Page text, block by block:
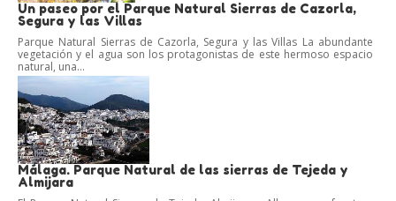
Un paseo por el Parque Natural Sierras de Cazorla,
Segura y las Villas
Parque Natural Sierras de Cazorla, Segura y las Villas La abundante
vegetación y el agua son los protagonistas de este hermoso espacio
natural, una...
Málaga. Parque Natural de las sierras de Tejeda y
Almijara